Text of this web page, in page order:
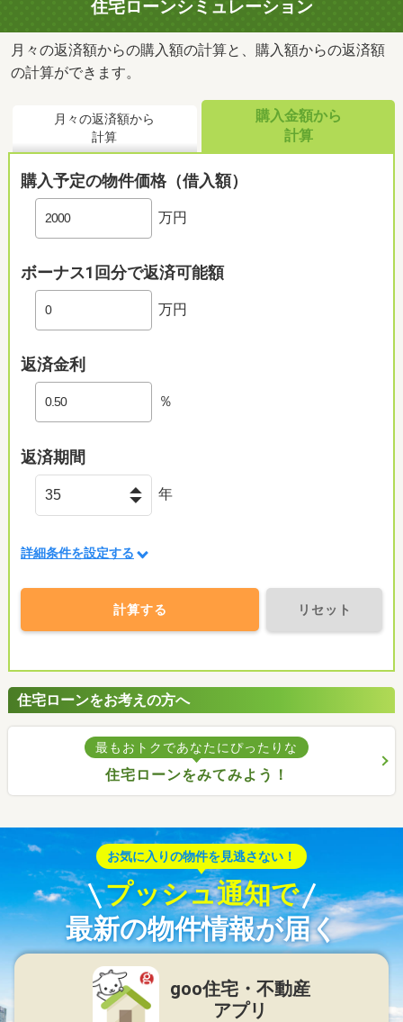
住宅ローンシミュレーション
月々の返済額からの購入額の計算と、購入額からの返済額
の計算ができます。
月々の返済額から
計算
購入金額から
計算
購入予定の物件価格（借入額）
万円
ボーナス1回分で返済可能額
万円
返済金利
％
返済期間
年
詳細条件を設定する
計算する リセット
住宅ローンをお考えの方へ
最もおトクであなたにぴったりな
住宅ローンをみてみよう！
お気に入りの物件を見逃さない！
プッシュ通知で
最新の物件情報が届く
goo住宅・不動産
アプリ